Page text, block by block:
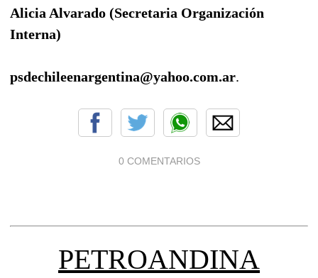
Alicia Alvarado (Secretaria Organización
Interna)
psdechileenargentina@yahoo.com.ar.
0 COMENTARIOS
PETROANDINA